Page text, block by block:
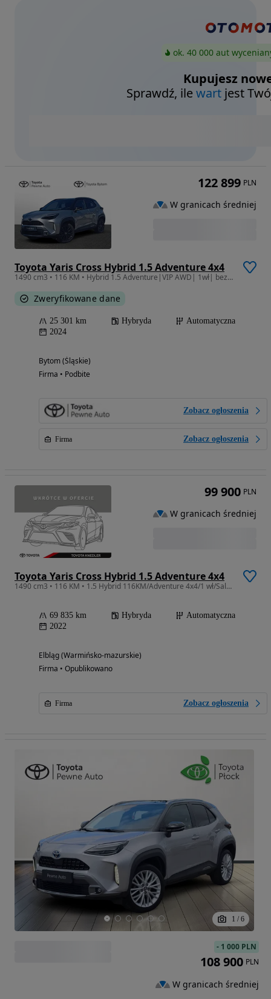
ok. 40 000 aut
Kupujesz
Sprawdź, ilewart jest
Toyota Yaris Cross Hybrid 1.5 Adventure 4x4
1490 cm3 • 116 KM • Hybrid 1.5 Adventure|VIP AWD| 1wł| bezwypadkowy| Gwarancja| FV23%| ASO
Zweryfikowane dane
25 301 km Hybryda
Automatyczna
2024
Bytom (Śląskie)
Firma • Podbite
Zobacz ogłoszenia
Firma Zobacz ogłoszenia
122 899 PLN
W granicach średniej
Toyota Yaris Cross Hybrid 1.5 Adventure 4x4
1490 cm3 • 116 KM • 1.5 Hybrid 116KM/Adventure 4x4/1 wł/Salon Polska/Salon Toyota Elbląg
69 835 km Hybryda
Automatyczna
2022
Elbląg (Warmińsko-mazurskie)
Firma • Opublikowano
Firma Zobacz ogłoszenia
99 900 PLN
W granicach średniej
1 / 6
- 1 000 PLN
108 900 PLN
W granicach średniej